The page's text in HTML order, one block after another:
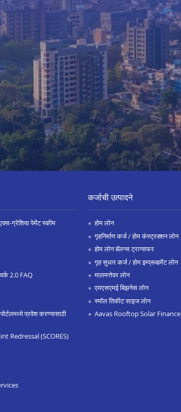
ग्रेशिया पेमेंट स्कीम
2.0 FAQ
प्रवेश करण्यासाठी
Redressal (SCORES)
कर्जाची उत्पादने
होम लोन
गृहनिर्माण कर्ज / होम कंस्ट्रक्शन लोन
होम लोन बॅलन्स ट्रान्सफर
गृह सुधार कर्ज / होम इम्प्रूव्हमेंट लोन
मालमत्तेवर लोन
एमएसएमई बिझनेस लोन
स्मॉल तिकीट साइज लोन
Aavas Rooftop Solar Finance